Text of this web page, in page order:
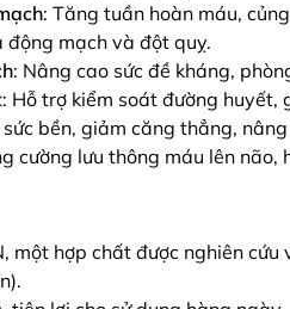
: Tăng tuần hoàn máu,
mạch và đột quỵ.
: Nâng cao sức đề kháng,
: Hỗ trợ kiểm soát đường huyết,
sức bền, giảm căng thẳng,
cường lưu thông máu lên
một hợp chất được nghiên